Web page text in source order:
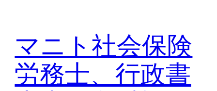
マニト社会保険
労務士、行政書